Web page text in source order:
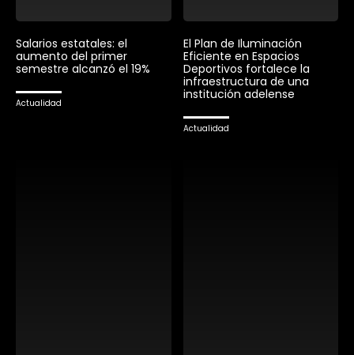
Salarios estatales: el
aumento del primer
semestre alcanzó el 19%
Actualidad
El Plan de Iluminación
Eficiente en Espacios
Deportivos fortalece la
infraestructura de una
institución adelense
Actualidad